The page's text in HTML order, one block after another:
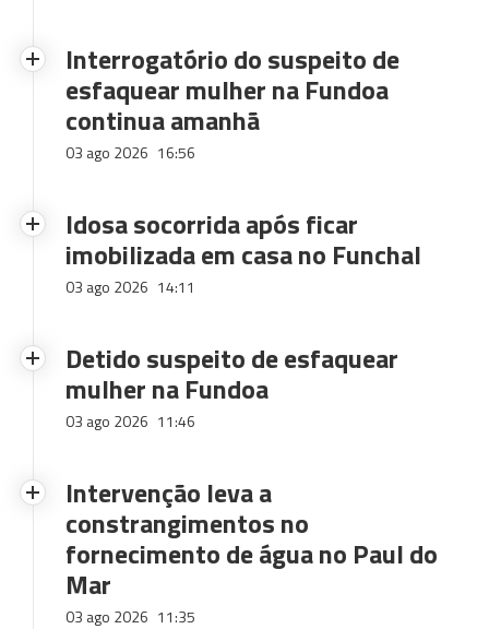
Interrogatório do suspeito de
esfaquear mulher na Fundoa
continua amanhã
03 ago 2026 16:56
Idosa socorrida após ficar
imobilizada em casa no Funchal
03 ago 2026 14:11
Detido suspeito de esfaquear
mulher na Fundoa
03 ago 2026 11:46
Intervenção leva a
constrangimentos no
fornecimento de água no Paul do
Mar
03 ago 2026 11:35